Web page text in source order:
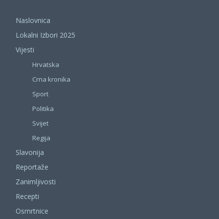
Naslovnica
Lokalni Izbori 2025
Vijesti
Hrvatska
Crna kronika
Sport
Politika
Svijet
Regija
Slavonija
Reportaže
Zanimljivosti
Recepti
Osmrtnice